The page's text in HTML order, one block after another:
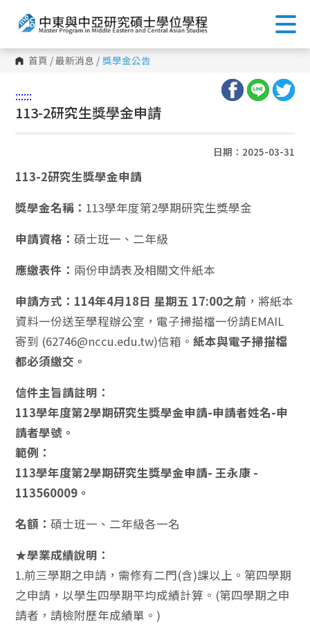
首頁 /最新消息 / 獎學金公告
::::::
113-2研究生獎學金申請
日期：2025-03-31
113-2研究生獎學金申請
獎學金名稱： 113學年度第2學期研究生獎學金
申請資格：碩士班一、二年級
應繳表件： 兩份申請表及相關文件紙本
申請方式：114年4月18日 星期五 17:00之前 ，將紙本
資料一份送至學程辦公室，電子掃描檔一份請EMAIL
寄到 (62746@nccu.edu.tw)信箱。紙本與電子掃描檔
都必須繳交。
信件主旨請註明：
113學年度第2學期研究生獎學金申請-申請者姓名-申
請者學號。
範例：
113學年度第2學期研究生獎學金申請- 王永康 -
113560009。
名額：碩士班一、二年級各一名
★學業成績說明：
1.前三學期之申請，需修有二門(含)課以上。第四學期
之申請，以學生四學期平均成績計算。(第四學期之申
請者，請檢附歷年成績單。)